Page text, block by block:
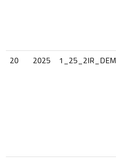
20
2025 1_25_2IR_DEM